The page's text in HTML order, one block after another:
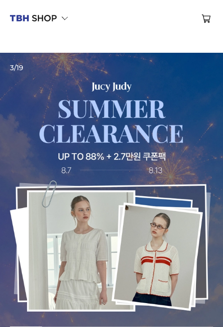
브랜드관
브랜드관
브랜드관
브랜드관
브랜드관
3/19